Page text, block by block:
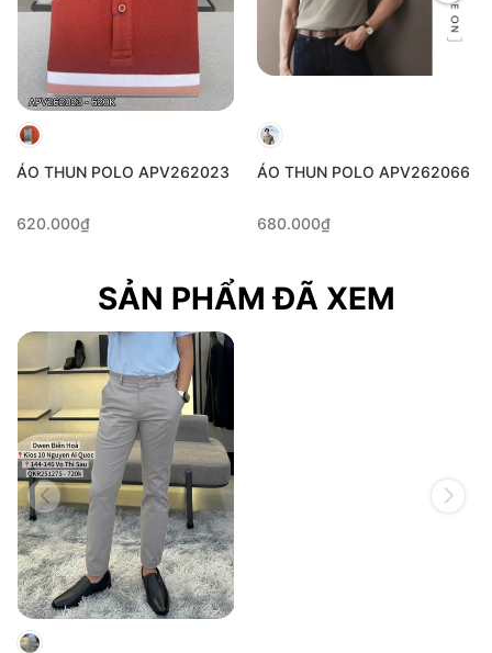
ÁO THUN POLO APV262023
620.000₫
ÁO THUN POLO APV262066
680.000₫
SẢN PHẨM ĐÃ XEM